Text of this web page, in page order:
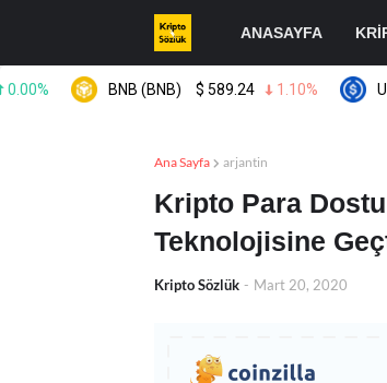
ANASAYFA
BNB (BNB) $ 589.24 1.10% USDC
Ana Sayfa arjantin
Kripto Para
Teknolojisine
Kripto Sözlük - Mart 20, 2020